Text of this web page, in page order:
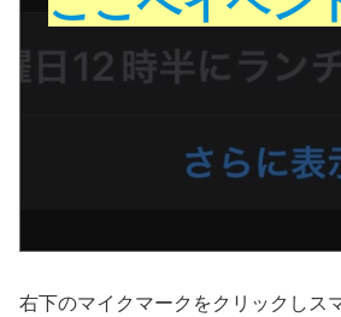
右下のマイクマークをクリックしス